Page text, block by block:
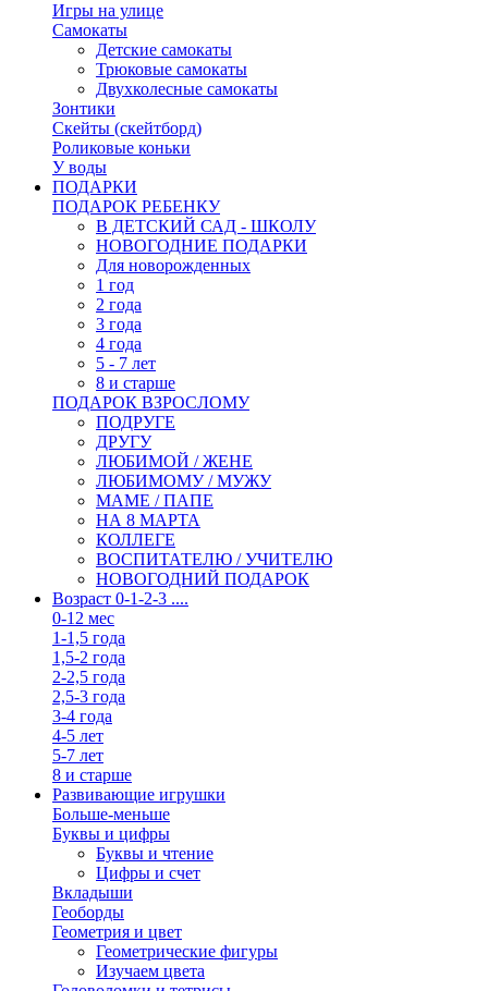
Игры на улице
Самокаты
Детские самокаты
Трюковые самокаты
Двухколесные самокаты
Зонтики
Скейты (скейтборд)
Роликовые коньки
У воды
ПОДАРКИ
ПОДАРОК РЕБЕНКУ
В ДЕТСКИЙ САД - ШКОЛУ
НОВОГОДНИЕ ПОДАРКИ
Для новорожденных
1 год
2 года
3 года
4 года
5 - 7 лет
8 и старше
ПОДАРОК ВЗРОСЛОМУ
ПОДРУГЕ
ДРУГУ
ЛЮБИМОЙ / ЖЕНЕ
ЛЮБИМОМУ / МУЖУ
МАМЕ / ПАПЕ
НА 8 МАРТА
КОЛЛЕГЕ
ВОСПИТАТЕЛЮ / УЧИТЕЛЮ
НОВОГОДНИЙ ПОДАРОК
Возраст 0-1-2-3 ....
0-12 мес
1-1,5 года
1,5-2 года
2-2,5 года
2,5-3 года
3-4 года
4-5 лет
5-7 лет
8 и старше
Развивающие игрушки
Больше-меньше
Буквы и цифры
Буквы и чтение
Цифры и счет
Вкладыши
Геоборды
Геометрия и цвет
Геометрические фигуры
Изучаем цвета